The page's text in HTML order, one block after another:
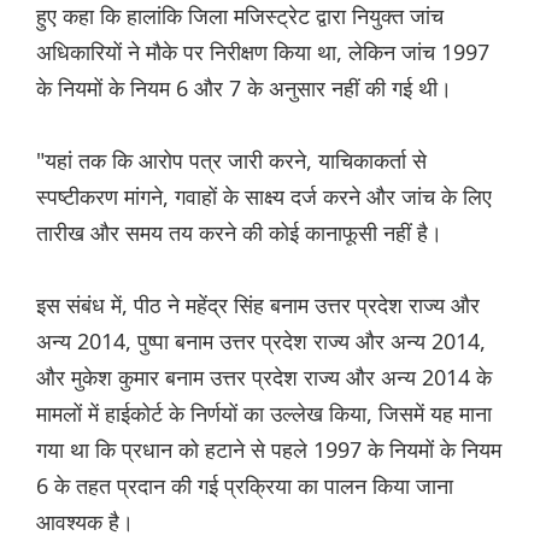
हुए कहा कि हालांकि जिला मजिस्ट्रेट द्वारा नियुक्त जांच
अधिकारियों ने मौके पर निरीक्षण किया था, लेकिन जांच 1997
के नियमों के नियम 6 और 7 के अनुसार नहीं की गई थी।
"यहां तक कि आरोप पत्र जारी करने, याचिकाकर्ता से
स्पष्टीकरण मांगने, गवाहों के साक्ष्य दर्ज करने और जांच के लिए
तारीख और समय तय करने की कोई कानाफूसी नहीं है।
इस संबंध में, पीठ ने महेंद्र सिंह बनाम उत्तर प्रदेश राज्य और
अन्य 2014, पुष्पा बनाम उत्तर प्रदेश राज्य और अन्य 2014,
और मुकेश कुमार बनाम उत्तर प्रदेश राज्य और अन्य 2014 के
मामलों में हाईकोर्ट के निर्णयों का उल्लेख किया, जिसमें यह माना
गया था कि प्रधान को हटाने से पहले 1997 के नियमों के नियम
6 के तहत प्रदान की गई प्रक्रिया का पालन किया जाना
आवश्यक है।